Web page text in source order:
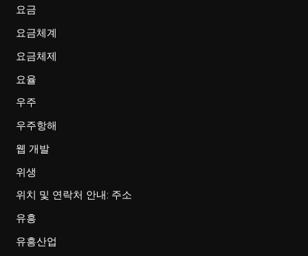
요금
요금체계
요금체제
요율
우주
우주항해
웹 개발
위생
위치 및 연락처 안내: 주소
유흥
유흥산업